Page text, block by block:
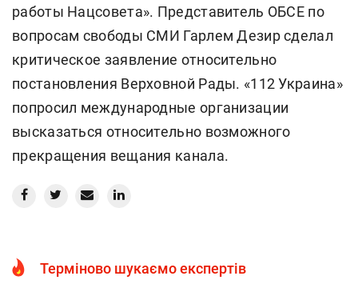
работы Нацсовета». Представитель ОБСЕ по
вопросам свободы СМИ Гарлем Дезир сделал
критическое заявление относительно
постановления Верховной Рады. «112 Украина»
попросил международные организации
высказаться относительно возможного
прекращения вещания канала.
Терміново шукаємо експертів